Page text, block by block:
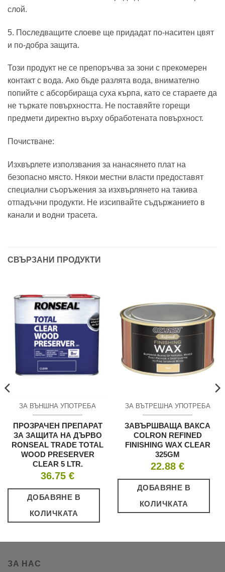
слой.
5. Последващите слоеве ще придадат по-наситен цвят
и по-добра защита.
Този продукт не се препоръчва за зони с прекомерен
контакт с вода. Ако бъде разлята вода, внимателно
попийте с абсорбираща суха кърпа, като се стараете да
не търкате повърхността. Не поставяйте горещи
предмети директно върху обработената повърхност.
Почистване:
Изхвърлете използвания за нанасянето плат на
безопасно място. Някои местни власти предоставят
специални съоръжения за изхвърлянето на такива
отпадъчни продукти. Не изсипвайте съдържанието в
канали и водни трасета.
СВЪРЗАНИ ПРОДУКТИ
ЗА ВЪНШНА УПОТРЕБА
ПРОЗРАЧЕН ПРЕПАРАТ
ЗА ЗАЩИТА НА ДЪРВО
RONSEAL TRADE TOTAL
WOOD PRESERVER
CLEAR 5 LTR.
36.75 €
ДОБАВЯНЕ В
КОЛИЧКАТА
ЗА ВЪТРЕШНА УПОТРЕБА
ЗАВЪРШВАЩА ВАКСА
COLRON REFINED
FINISHING WAX CLEAR
325GM
22.88 €
ДОБАВЯНЕ В
КОЛИЧКАТА
ЗА НАС